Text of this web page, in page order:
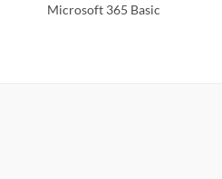
Microsoft 365 Basic